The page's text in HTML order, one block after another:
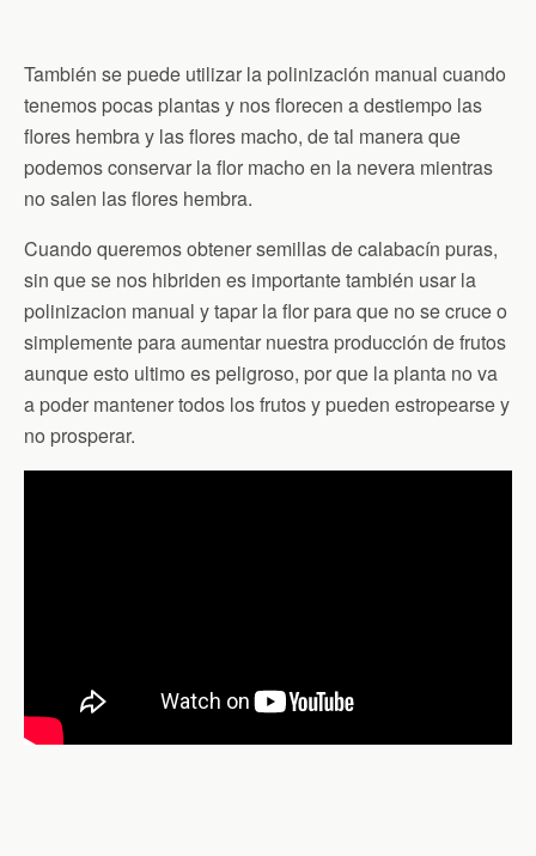
También se puede utilizar la polinización manual cuando
tenemos pocas plantas y nos florecen a destiempo las
flores hembra y las flores macho, de tal manera que
podemos conservar la flor macho en la nevera mientras
no salen las flores hembra.
Cuando queremos obtener semillas de calabacín puras,
sin que se nos hibriden es importante también usar la
polinizacion manual y tapar la flor para que no se cruce o
simplemente para aumentar nuestra producción de frutos
aunque esto ultimo es peligroso, por que la planta no va
a poder mantener todos los frutos y pueden estropearse y
no prosperar.